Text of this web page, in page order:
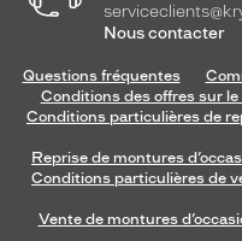
Nous contacter
Questions fréquentes
Conditions des offres sur le
Conditions particulières de
Reprise de montures
Conditions particulières de
Vente de montures